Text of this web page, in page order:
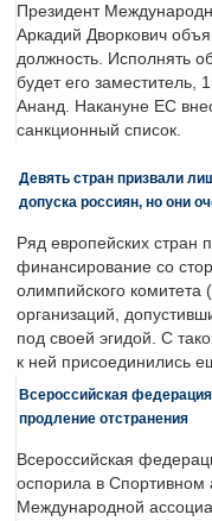
Президент
Аркадий Дворкович
должность. Исполнять
будет его
Ананд. Накануне ЕС
санкционный список.
Девять стран призвали
допуска россиян, но они
Ряд европейских стран
финансирование со
олимпийского
организаций,
под своей эгидой. С
к ней присоединились
Всероссийская
продление отстранения
Всероссийская
оспорила в
Международной